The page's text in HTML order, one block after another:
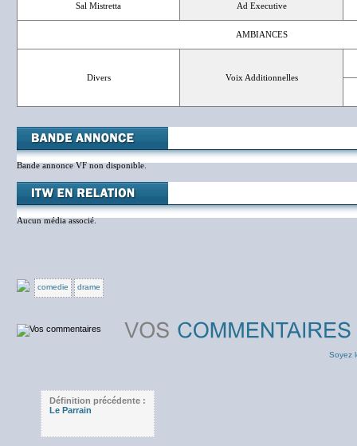
Sal Mistretta Ad Executive
AMBIANCES
Divers Voix Additionnelles
Bande annonce VF non disponible.
Aucun média associé.
comedie drame
Soyez
Définition précédente :
Le Parrain